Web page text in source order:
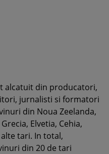
alcatuit din producatori,
jurnalisti si formatori
din Noua Zeelanda,
Elvetia, Cehia,
tari. In total,
din 20 de tari